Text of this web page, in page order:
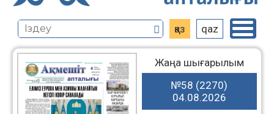
қаз qaz
Жаңа шығарылым
№58 (2270)
04.08.2026